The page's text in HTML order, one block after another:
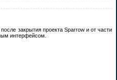
закрытия проекта Sparrow и от части
интерфейсом.